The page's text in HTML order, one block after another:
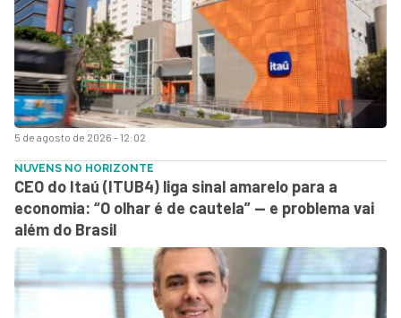
5 de agosto de 2026 - 12:02
NUVENS NO HORIZONTE
CEO do Itaú (ITUB4) liga sinal amarelo para a
economia: “O olhar é de cautela” — e problema vai
além do Brasil